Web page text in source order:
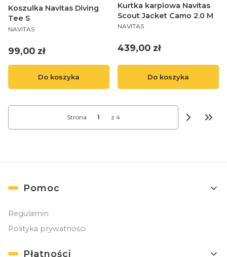
Koszulka Navitas Diving
Tee S
PRODUCENT
NAVITAS
Cena
99,00 zł
Do koszyka
Kurtka karpiowa Navitas
Scout Jacket Camo 2.0 M
PRODUCENT
NAVITAS
Cena
439,00 zł
Do koszyka
Strona z 4
Linki w stopce
Pomoc
Regulamin
Polityka prywatności
Płatności